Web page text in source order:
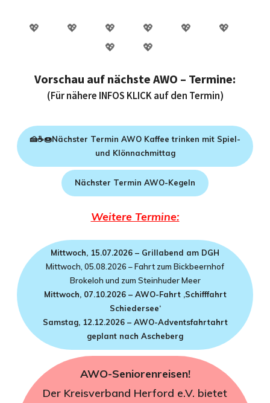
💖 💖 💖 💖 💖 💖
💖 💖
Vorschau auf nächste AWO – Termine:
(Für nähere INFOS KLICK auf den Termin)
🍰☕🍩Nächster Termin AWO Kaffee trinken mit Spiel-
und Klönnachmittag
Nächster Termin AWO-Kegeln
Weitere Termine:
Mittwoch, 15.07.2026 – Grillabend am DGH
Mittwoch, 05.08.2026 – Fahrt zum Bickbeernhof
Brokeloh und zum Steinhuder Meer
Mittwoch, 07.10.2026 – AWO-Fahrt ‚Schifffahrt
Schiedersee‘
Samstag, 12.12.2026 – AWO-Adventsfahrtahrt
geplant nach Ascheberg
AWO-Seniorenreisen!
Der Kreisverband Herford e.V. bietet